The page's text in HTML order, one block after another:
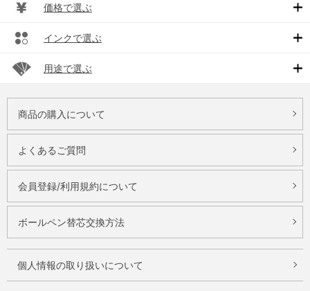
価格で選ぶ
インクで選ぶ
用途で選ぶ
商品の購入について
よくあるご質問
会員登録/利用規約について
ボールペン替芯交換方法
個人情報の取り扱いについて